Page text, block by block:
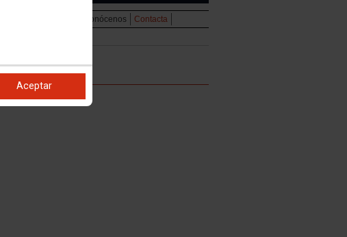
Aceptar
Conócenos
Contacta